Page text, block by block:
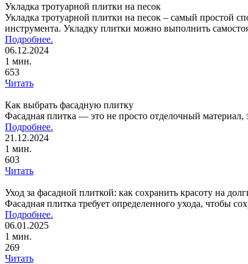
Укладка тротуарной плитки на песок
Укладка тротуарной плитки на песок – самый простой
инструмента. Укладку плитки можно выполнить
Подробнее.
06.12.2024
1 мин.
653
Читать
Как выбрать фасадную плитку
Фасадная плитка — это не просто отделочный материал,
Подробнее.
21.12.2024
1 мин.
603
Читать
Уход за фасадной плиткой: как сохранить красоту на
Фасадная плитка требует определенного ухода, чтобы
Подробнее.
06.01.2025
1 мин.
269
Читать